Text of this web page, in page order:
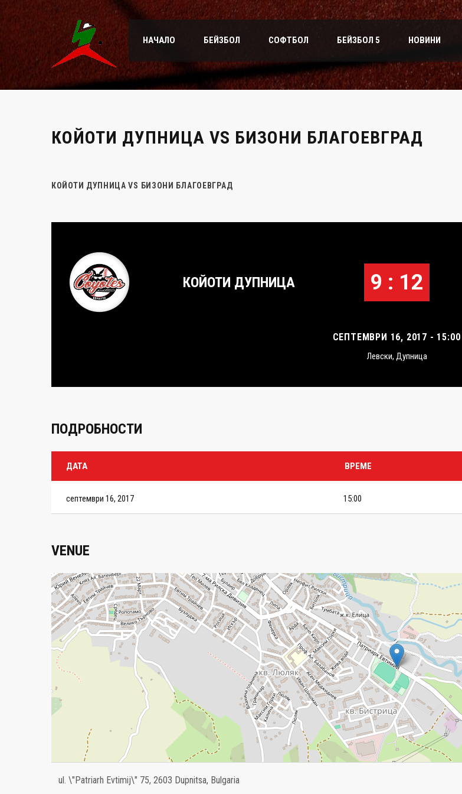
НАЧАЛО БЕЙЗБОЛ СОФТБОЛ БЕЙЗБОЛ 5 НОВИНИ
КОЙОТИ ДУПНИЦА VS БИЗОНИ БЛАГОЕВГРАД
КОЙОТИ ДУПНИЦА VS БИЗОНИ БЛАГОЕВГРАД
КОЙОТИ ДУПНИЦА 9 : 12
СЕПТЕМВРИ 16, 2017 - 15:00
Левски, Дупница
ПОДРОБНОСТИ
ДАТА ВРЕМЕ
септември 16, 2017 15:00
VENUE
ul. \"Patriarh Evtimij\" 75, 2603 Dupnitsa, Bulgaria